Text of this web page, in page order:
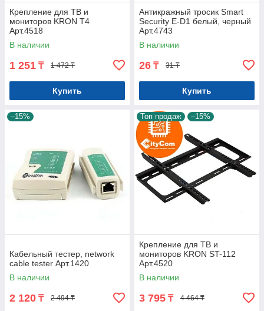
Крепление для ТВ и
мониторов KRON T4
Арт.4518
В наличии
1 251 ₸ 1 472 ₸
Купить
Антикражный тросик Smart
Security E-D1 белый, черный
Арт.4743
В наличии
26 ₸ 31 ₸
Купить
–15%
Кабельный тестер, network
cable tester Арт.1420
В наличии
2 120 ₸ 2 494 ₸
Топ продаж –15%
Крепление для ТВ и
мониторов KRON ST-112
Арт.4520
В наличии
3 795 ₸ 4 464 ₸